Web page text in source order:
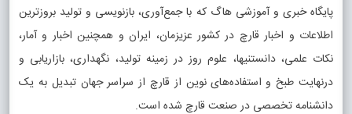
پایگاه خبری و آموزشی هاگ که با جمع‌آوری، بازنویسی و تولید بروزترین
اطلاعات و اخبار قارچ در کشور عزیزمان، ایران و همچنین اخبار و آمار،
نکات علمی، دانستنیها، علوم روز در زمینه تولید، نگهداری، بازاریابی و
درنهایت طبخ و استفاده‌های نوین از قارچ از سراسر جهان تبدیل به یک
دانشنامه تخصصی در صنعت قارچ شده است.